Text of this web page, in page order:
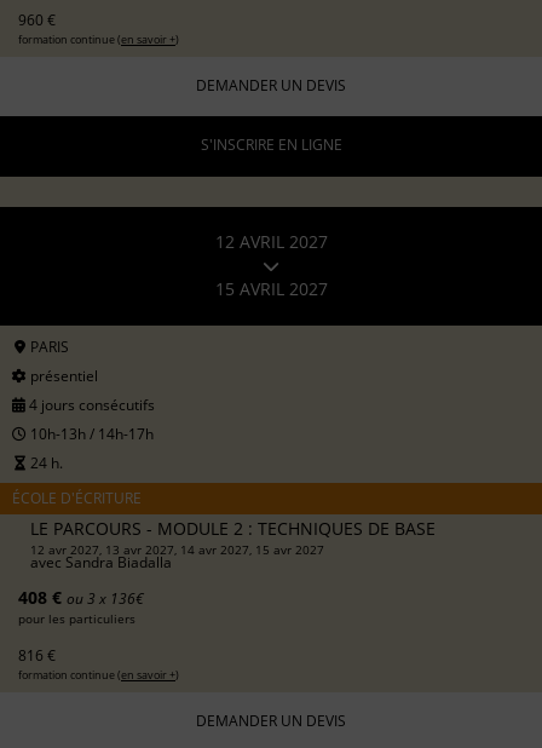
960 €
formation continue (en savoir +)
DEMANDER UN DEVIS
S'INSCRIRE EN LIGNE
12 AVRIL 2027
15 AVRIL 2027
PARIS
présentiel
4 jours consécutifs
10h-13h / 14h-17h
24 h.
ÉCOLE D'ÉCRITURE
LE PARCOURS - MODULE 2 : TECHNIQUES DE BASE
12 avr 2027, 13 avr 2027, 14 avr 2027, 15 avr 2027
avec Sandra Biadalla
408 € ou 3 x 136€
pour les particuliers
816 €
formation continue (en savoir +)
DEMANDER UN DEVIS